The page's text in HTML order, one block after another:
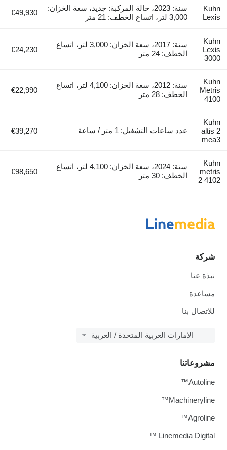
Kuhn
Lexis
سنة: 2023، حالة المركبة: جديد، سعة الخزان:
3,000 لتر، اتساع الخطف: 21 متر
€49,930
Kuhn
Lexis
3000
سنة: 2017، سعة الخزان: 3,000 لتر، اتساع
الخطف: 24 متر
€24,230
Kuhn
Metris
4100
سنة: 2012، سعة الخزان: 4,100 لتر، اتساع
الخطف: 28 متر
€22,990
Kuhn
altis 2
mea3
عدد ساعات التشغيل: 1 متر / ساعة €39,270
Kuhn
metris
2 4102
سنة: 2024، سعة الخزان: 4,100 لتر، اتساع
الخطف: 30 متر
€98,650
شركة
نبذة عنا
مساعدة
للاتصال بنا
الإمارات العربية المتحدة / العربية
مشروعاتنا
Autoline™
Machineryline™
Agroline™
Linemedia Digital ™